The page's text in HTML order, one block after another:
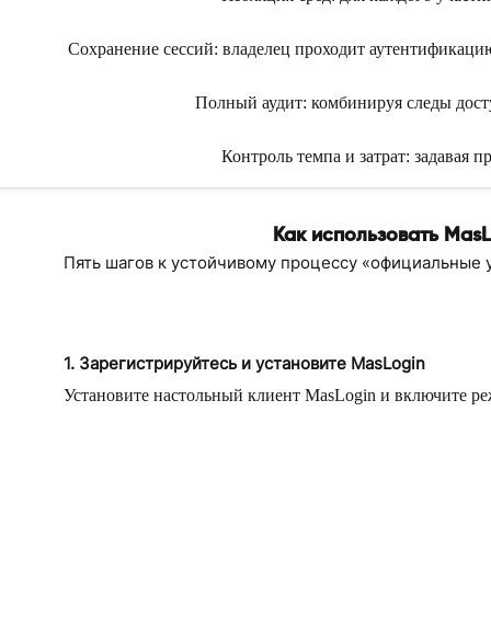
Сохранение сессий: владелец проходит
Полный аудит: комбинируя следы
Контроль темпа и затрат: задавая
Как использовать
Пять шагов к устойчивому процессу
1. Зарегистрируйтесь и установите MasLogin
Установите настольный клиент MasLogin и включите